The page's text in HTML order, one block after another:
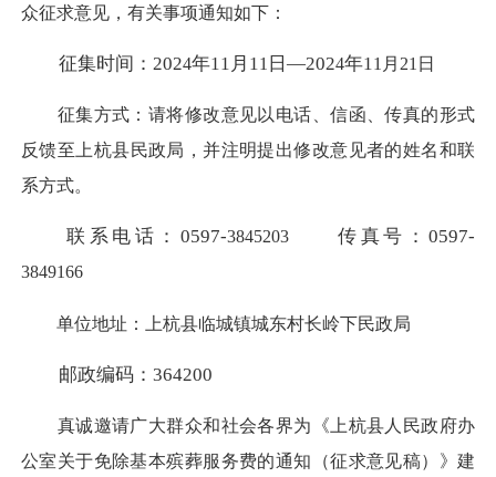
众征求意见，有关事项通知如下：
征集时间： 2024年11月1 1 日 —2024年1 1 月 21 日
征集方式：请将修改意见以电话、信函、传真的形式
反馈至上杭县民政局，并注明提出修改意见者的姓名和联
系方式。
联系电话： 0597-3845203传真号： 0597-
3849166
单位地址：上杭县临城镇城东村长岭下民政局
邮政编码： 364200
真诚邀请广大群众和社会各界为《 上杭县人民政府办
公室关于免除基本殡葬服务费的通知（征求意见稿） 》建